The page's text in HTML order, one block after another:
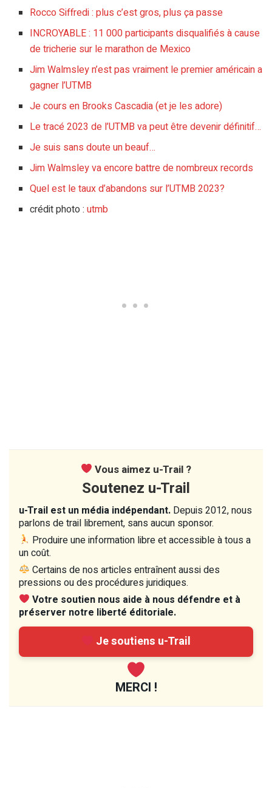
Rocco Siffredi : plus c’est gros, plus ça passe
INCROYABLE : 11 000 participants disqualifiés à cause
de tricherie sur le marathon de Mexico
Jim Walmsley n’est pas vraiment le premier américain a
gagner l’UTMB
Je cours en Brooks Cascadia (et je les adore)
Le tracé 2023 de l’UTMB va peut être devenir définitif…
Je suis sans doute un beauf…
Jim Walmsley va encore battre de nombreux records
Quel est le taux d’abandons sur l’UTMB 2023?
crédit photo :utmb
Vous aimez u-Trail ?
Soutenez u-Trail
u-Trail est un média indépendant. Depuis 2012, nous
parlons de trail librement, sans aucun sponsor.
Produire une information libre et accessible à tous a
un coût.
Certains de nos articles entraînent aussi des
pressions ou des procédures juridiques.
Votre soutien nous aide à nous défendre et à
préserver notre liberté éditoriale.
Je soutiens u-Trail
MERCI !